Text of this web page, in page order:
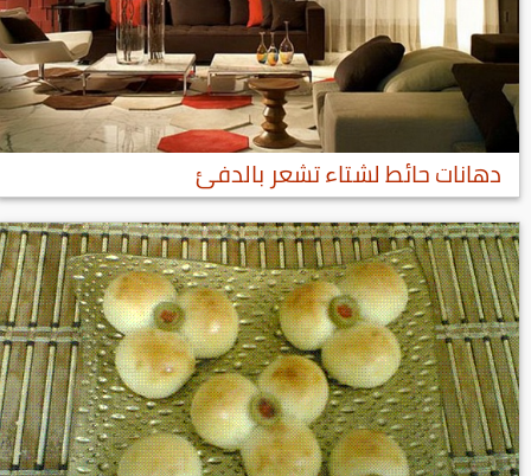
دهانات حائط لشتاء تشعر بالدفئ